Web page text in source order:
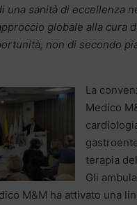
una sanità di eccellenza
globale alla cura
non di secondo
La
Medico
terapia
Gli
M&M ha attivato una